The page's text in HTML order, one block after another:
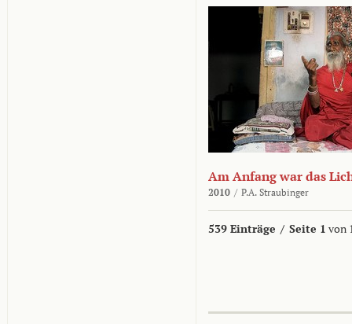
Am Anfang war das
2010 / P.A. Straubinger
539 Einträge / Seite 1 von